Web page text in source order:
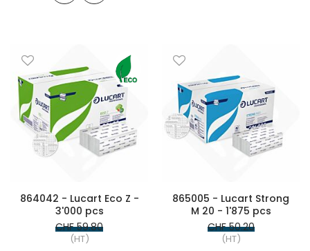
864042 - Lucart Eco Z -
3'000 pcs
CHF 59.80
(HT)
865005 - Lucart Strong
M 20 - 1'875 pcs
CHF 50.20
(HT)